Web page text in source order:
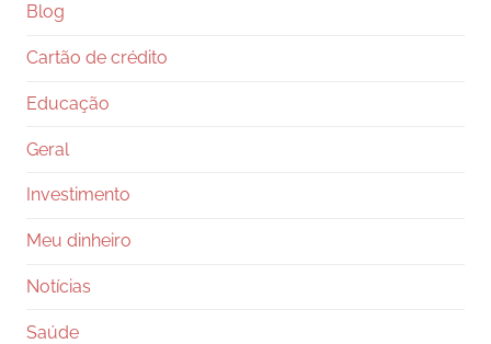
Blog
Cartão de crédito
Educação
Geral
Investimento
Meu dinheiro
Notícias
Saúde